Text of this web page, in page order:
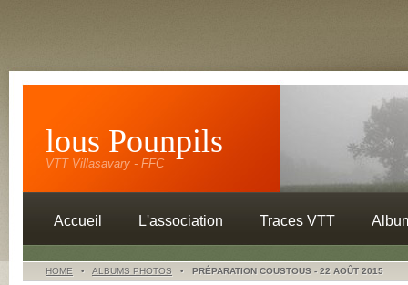
lous Pounpils
VTT Villasavary - FFC
Accueil L'association Traces VTT
HOME • ALBUMS PHOTOS • PRÉPARATION COUSTOUS - 22 AOÛT 2015